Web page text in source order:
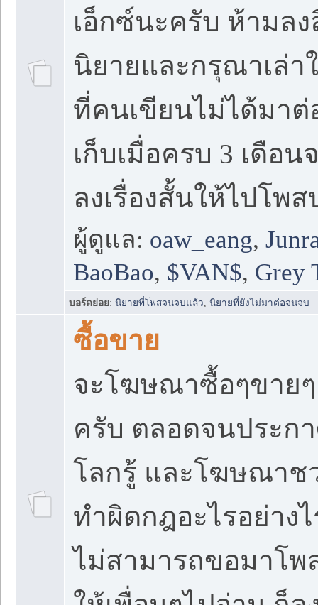
เอ็กซ์นะครับ ห้ามล
นิยายและกรุณาเล่า
ที่คนเขียนไม่ได้มาต่
เก็บเมื่อครบ 3 เดือ
ลงเรื่องสั้นให้ไปโพ
ผู้ดูแล: oaw_eang,
BaoBao, $VAN$, Grey
บอร์ดย่อย: นิยายที่โพสจนจบแล้ว นิยายที่ยังไม่มาต่อจนจบ
ซื้อขาย
จะโฆษณาซื้อๆขายๆ
ครับ ตลอดจนประก
โลกรู้ และโฆษณาช
ทำผิดกฎอะไรอย่าง
ไม่สามารถขอมาโพ